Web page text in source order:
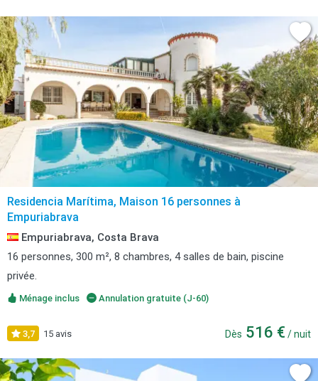
Residencia Marítima, Maison 16 personnes à
Empuriabrava
Empuriabrava, Costa Brava
16 personnes, 300 m², 8 chambres, 4 salles de bain, piscine
privée.
Ménage inclus Annulation gratuite (J-60)
3,7 15 avis Dès 516 € / nuit